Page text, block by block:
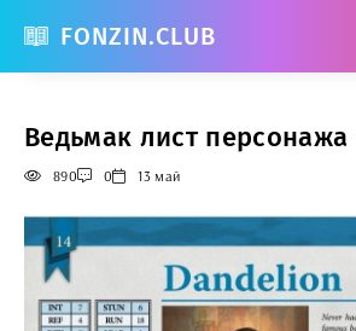
FONZIN.CLUB
Ведьмак лист персонажа
890 0 13 май